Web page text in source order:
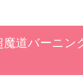
魔道バーニン